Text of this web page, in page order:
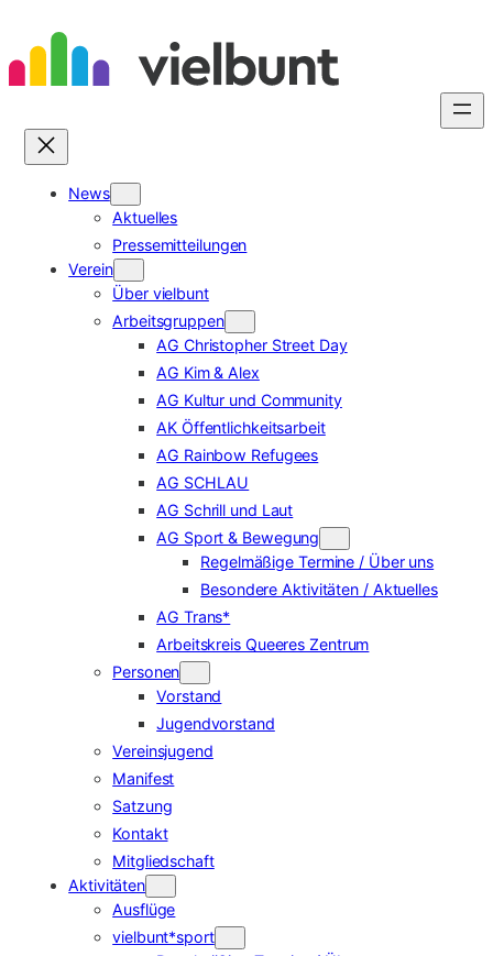
Inhalt
springen
News
Aktuelles
Pressemitteilungen
Verein
Über vielbunt
Arbeitsgruppen
AG Christopher Street Day
AG Kim & Alex
AG Kultur und Community
AK Öffentlichkeitsarbeit
AG Rainbow Refugees
AG SCHLAU
AG Schrill und Laut
AG Sport & Bewegung
Regelmäßige Termine / Über uns
Besondere Aktivitäten / Aktuelles
AG Trans*
Arbeitskreis Queeres Zentrum
Personen
Vorstand
Jugendvorstand
Vereinsjugend
Manifest
Satzung
Kontakt
Mitgliedschaft
Aktivitäten
Ausflüge
vielbunt*sport